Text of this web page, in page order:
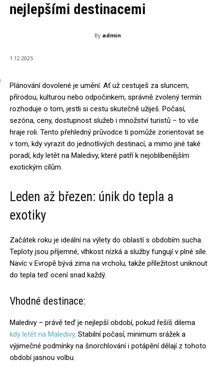
nejlepšími destinacemi
By admin
1.12.2025
Plánování dovolené je umění. Ať už cestuješ za sluncem,
přírodou, kulturou nebo odpočinkem, správně zvolený termín
rozhoduje o tom, jestli si cestu skutečně užiješ. Počasí,
sezóna, ceny, dostupnost služeb i množství turistů – to vše
hraje roli. Tento přehledný průvodce ti pomůže zorientovat se
v tom, kdy vyrazit do jednotlivých destinací, a mimo jiné také
poradí, kdy letět na Maledivy, které patří k nejoblíbenějším
exotickým cílům.
Leden až březen: únik do tepla a
exotiky
Začátek roku je ideální na výlety do oblastí s obdobím sucha.
Teploty jsou příjemné, vlhkost nízká a služby fungují v plné síle.
Navíc v Evropě bývá zima na vrcholu, takže příležitost uniknout
do tepla teď ocení snad každý.
Vhodné destinace:
Maledivy – právě teď je nejlepší období, pokud řešíš dilema
kdy letět na Maledivy. Stabilní počasí, minimum srážek a
výjimečné podmínky na šnorchlování i potápění dělají z tohoto
období jasnou volbu.